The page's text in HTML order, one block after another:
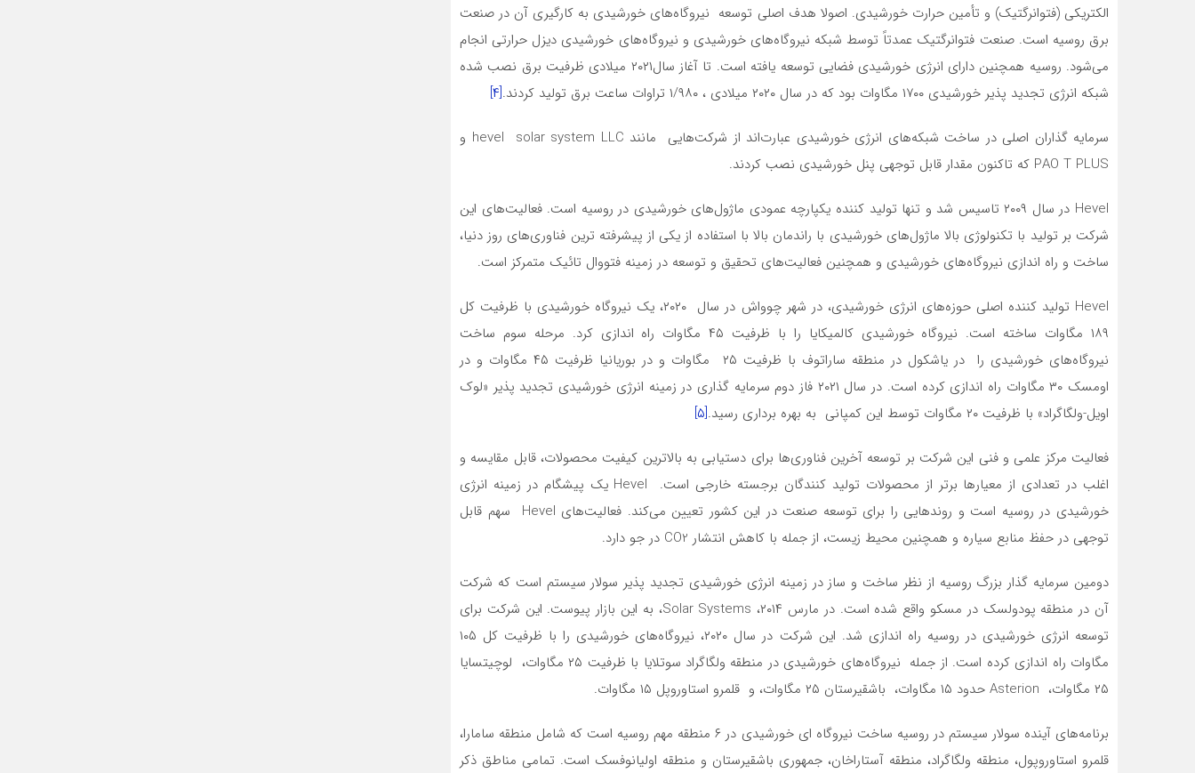
الکتریکی (فتوانرگتیک) و تأمین حرارت خورشیدی. اصولا هدف اصلی توسعه نیروگاه‌های خورشیدی به کارگیری آن در صنعت
برق روسیه است. صنعت فتوانرگتیک عمدتاً توسط شبکه نیروگاه‌های خورشیدی و نیروگاه‌های خورشیدی دیزل حرارتی انجام‌
می‌شود. روسیه همچنین دارای انرژی خورشیدی فضایی توسعه یافته است. تا آغاز سال۲۰۲۱ میلادی ظرفیت برق نصب شده
شبکه انرژی تجدید پذیر خورشیدی ۱۷۰۰ مگاوات بود که در سال ۲۰۲۰ میلادی ، ۱/۹۸۰ تراوات ساعت برق تولید کردند.
[۴]
سرمایه گذاران اصلی در ساخت شبکه‌های انرژی خورشیدی عبارت‌اند از شرکت‌هایی مانند hevel solar system LLC و
PAO T PLUS که تاکنون مقدار قابل توجهی پنل خورشیدی نصب کردند.
Hevel در سال ۲۰۰۹ تاسیس شد و تنها تولید کننده یکپارچه عمودی ماژول‌های خورشیدی در روسیه است. فعالیت‌های این
شرکت بر تولید با تکنولوژی بالا ماژول‌های خورشیدی با راندمان بالا با استفاده از یکی از پیشرفته ترین فناوری‌های روز دنیا،
ساخت و راه اندازی نیروگاه‌های خورشیدی و همچنین فعالیت‌های تحقیق و توسعه در زمینه فتووال تائیک متمرکز است.
Hevel تولید کننده اصلی حوزه‌های انرژی خورشیدی، در شهر چوواش در سال ۲۰۲۰، یک نیروگاه خورشیدی با ظرفیت کل
۱۸۹ مگاوات ساخته است. نیروگاه خورشیدی کالمیکایا را با ظرفیت ۴۵ مگاوات راه اندازی کرد. مرحله سوم ساخت
نیروگاه‌های خورشیدی را در یاشکول در منطقه ساراتوف با ظرفیت ۲۵ مگاوات و در بوریانیا ظرفیت ۴۵ مگاوات و در
اومسک ۳۰ مگاوات راه اندازی کرده است. در سال ۲۰۲۱ فاز دوم سرمایه گذاری در زمینه انرژی خورشیدی تجدید پذیر «لوک
اویل-ولگاگراد» با ظرفیت ۲۰ مگاوات توسط این کمپانی به بهره برداری رسید.
[۵]
فعالیت مرکز علمی و فنی این شرکت بر توسعه آخرین فناوری‌ها برای دستیابی به بالاترین کیفیت محصولات، قابل مقایسه و
اغلب در تعدادی از معیارها برتر از محصولات تولید کنندگان برجسته خارجی است. Hevel یک پیشگام در زمینه انرژی
خورشیدی در روسیه است و روندهایی را برای توسعه صنعت در این کشور تعیین‌ می‌کند. فعالیت‌های Hevel سهم قابل
توجهی در حفظ منابع سیاره و همچنین محیط زیست، از جمله با کاهش انتشار CO2 در جو دارد.
دومین سرمایه گذار بزرگ روسیه از نظر ساخت و ساز در زمینه انرژی خورشیدی تجدید پذیر سولار سیستم است که شرکت
آن در منطقه پودولسک در مسکو واقع شده است. در مارس ۲۰۱۴، Solar Systems، به این بازار پیوست. این شرکت برای
توسعه انرژی خورشیدی در روسیه راه اندازی شد. این شرکت در سال ۲۰۲۰، نیروگاه‌های خورشیدی را با ظرفیت کل ۱۰۵
مگاوات راه اندازی کرده است. از جمله نیروگاه‌های خورشیدی در منطقه ولگاگراد سوتلایا با ظرفیت ۲۵ مگاوات، لوچیتسایا
۲۵ مگاوات، Asterion حدود ۱۵ مگاوات، باشقیرستان ۲۵ مگاوات، و قلمرو استاوروپل ۱۵ مگاوات.
برنامه‌های آینده سولار سیستم در روسیه ساخت نیروگاه ای خورشیدی در ۶ منطقه مهم روسیه است که شامل منطقه سامارا،
قلمرو استاوروپول، منطقه ولگاگراد، منطقه آستاراخان، جمهوری باشقیرستان و منطقه اولیانوفسک است. تمامی مناطق ذکر